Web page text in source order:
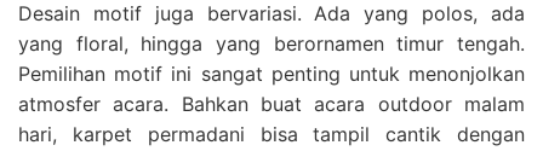
Desain motif juga bervariasi. Ada yang polos, ada
yang floral, hingga yang berornamen timur tengah.
Pemilihan motif ini sangat penting untuk menonjolkan
atmosfer acara. Bahkan buat acara outdoor malam
hari, karpet permadani bisa tampil cantik dengan